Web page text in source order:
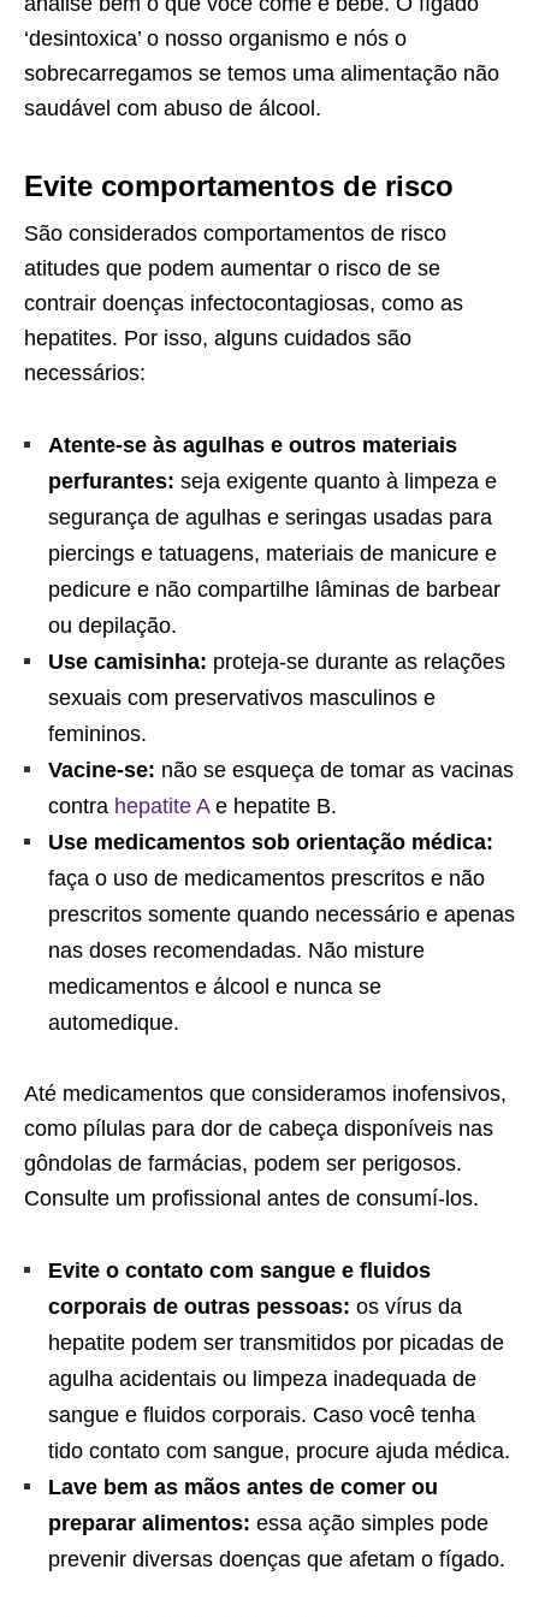
‘desintoxica’ o nosso organismo e nós o
sobrecarregamos se temos uma alimentação não
saudável com abuso de álcool.
Evite comportamentos de risco
São considerados comportamentos de risco
atitudes que podem aumentar o risco de se
contrair doenças infectocontagiosas, como as
hepatites. Por isso, alguns cuidados são
necessários:
Atente-se às agulhas e outros materiais
perfurantes: seja exigente quanto à limpeza e
segurança de agulhas e seringas usadas para
piercings e tatuagens, materiais de manicure e
pedicure e não compartilhe lâminas de barbear
ou depilação.
Use camisinha: proteja-se durante as relações
sexuais com preservativos masculinos e
femininos.
Vacine-se: não se esqueça de tomar as vacinas
contra hepatite Ae hepatite B.
Use medicamentos sob orientação médica:
faça o uso de medicamentos prescritos e não
prescritos somente quando necessário e apenas
nas doses recomendadas. Não misture
medicamentos e álcool e nunca se
automedique.
Até medicamentos que consideramos inofensivos,
como pílulas para dor de cabeça disponíveis nas
gôndolas de farmácias, podem ser perigosos.
Consulte um profissional antes de consumí-los.
Evite o contato com sangue e fluidos
corporais de outras pessoas: os vírus da
hepatite podem ser transmitidos por picadas de
agulha acidentais ou limpeza inadequada de
sangue e fluidos corporais. Caso você tenha
tido contato com sangue, procure ajuda médica.
Lave bem as mãos antes de comer ou
preparar alimentos: essa ação simples pode
prevenir diversas doenças que afetam o fígado.